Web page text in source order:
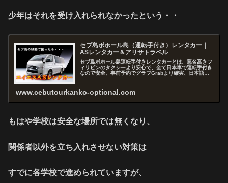
少年はそれを受け入れられなかったという・・
セブ島ボホール島（運転手付き）レンタカー｜
ASレンタカー＆アリサトラベル
セブ島ボホール島運転手付きレンタカーとは、悪名高きフ
ィリピンのタクシーより安心で、全て日本車で運転手付き
なので安全、事前予約でグラブGrabより確実、日本語で
www.cebutourkanko-optional.com
もはや学校は安全な場所では無くなり、
関係者以外を立ち入れさせない対策は
すでに各学校で進められていますが、